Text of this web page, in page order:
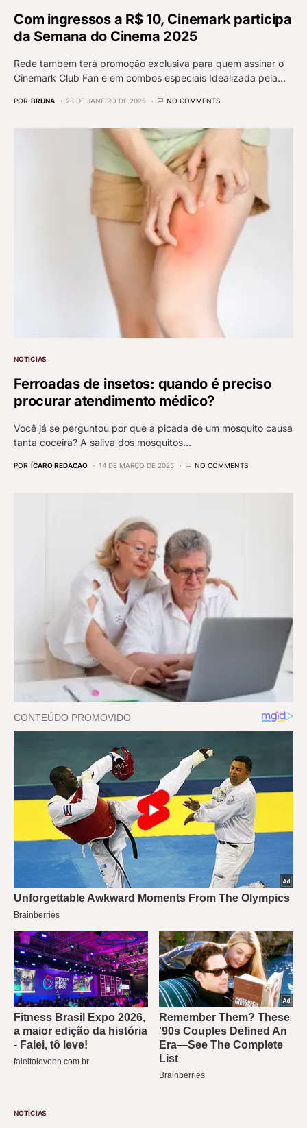
Com ingressos a R$ 10, Cinemark participa
da Semana do Cinema 2025
Rede também terá promoção exclusiva para quem assinar o
Cinemark Club Fan e em combos especiais Idealizada pela…
POR BRUNA 28 DE JANEIRO DE 2025 NO COMMENTS
NOTÍCIAS
Ferroadas de insetos: quando é preciso
procurar atendimento médico?
Você já se perguntou por que a picada de um mosquito causa
tanta coceira? A saliva dos mosquitos…
POR ÍCARO REDACAO 14 DE MARÇO DE 2025 NO COMMENTS
NOTÍCIAS